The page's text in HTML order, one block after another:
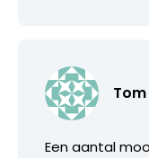
Een aantal